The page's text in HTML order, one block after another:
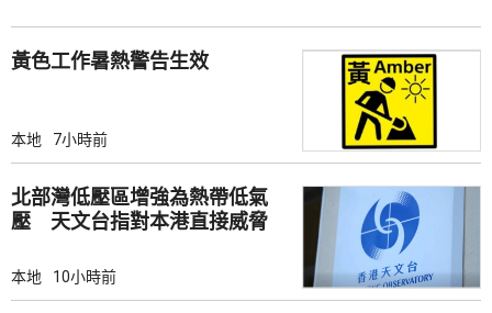
黃色工作暑熱警告生效
本地 7小時前
北部灣低壓區增強為熱帶低氣
壓 天文台指對本港直接威脅
本地 10小時前